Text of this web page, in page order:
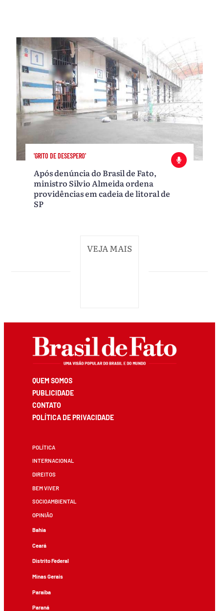
'GRITO DE DESESPERO'
Após denúncia do Brasil de Fato,
ministro Silvio Almeida ordena
providências em cadeia de litoral de
SP
VEJA MAIS
QUEM SOMOS
PUBLICIDADE
CONTATO
POLÍTICA DE PRIVACIDADE
POLÍTICA
INTERNACIONAL
DIREITOS
BEM VIVER
SOCIOAMBIENTAL
OPINIÃO
Bahia
Ceará
Distrito Federal
Minas Gerais
Paraíba
Paraná